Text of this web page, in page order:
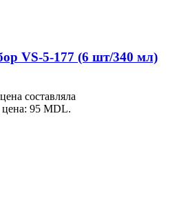
VS-5-177 (6 шт/340 мл)
составляла
95 MDL.